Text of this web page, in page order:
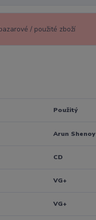
/ použité zboží
Použitý
Arun Shenoy
CD
VG+
VG+